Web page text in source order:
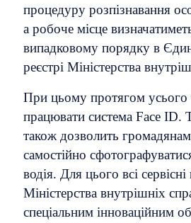
процедуру розпізнавання
а робоче місце
випадковому порядку в
реєстрі Міністерства
При цьому протягом усього
працювати система Face ID.
також дозволить
самостійно
водія. Для цього всі
Міністерства внутрішніх
спеціальним інноваційним